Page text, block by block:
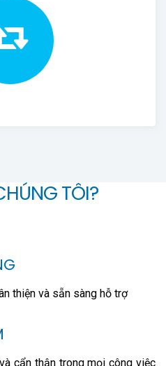
TÔI?
thiện và sẵn sàng hỗ trợ
cẩn thận trong mọi công việc